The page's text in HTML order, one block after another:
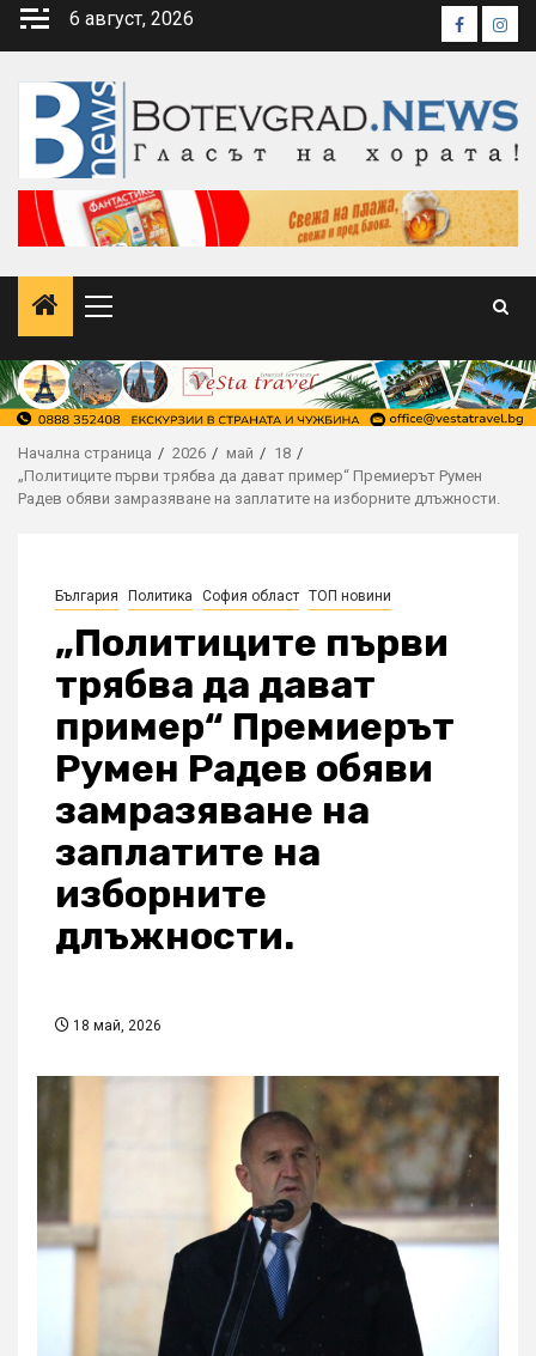
Skip
6 август, 2026 Facebook
Primary
Начална страница 2026 май
18
„Политиците първи трябва да дават пример“ Премиерът Румен
Радев обяви замразяване на заплатите на изборните длъжности.
България Политика София област ТОП новини
„Политиците първи
трябва да дават
пример“ Премиерът
Румен Радев обяви
замразяване на
заплатите на
изборните
длъжности.
18 май, 2026